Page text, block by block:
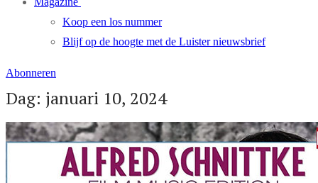
Koop een los nummer
Blijf op de hoogte met de Luister nieuwsbrief
Abonneren
Dag: januari 10, 2024